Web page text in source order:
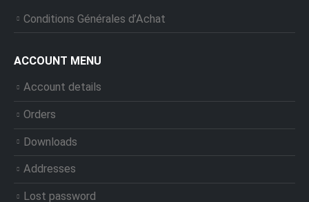
Conditions Générales d’Achat
ACCOUNT MENU
Account details
Orders
Downloads
Addresses
Lost password